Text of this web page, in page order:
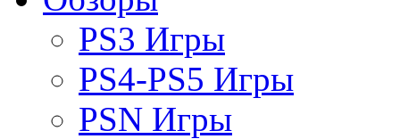
PS3 Игры
PS4-PS5 Игры
PSN Игры